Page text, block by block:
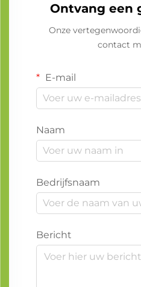
Ontvang een
Onze
contact
E-mail
Naam
Bedrijfsnaam
Bericht